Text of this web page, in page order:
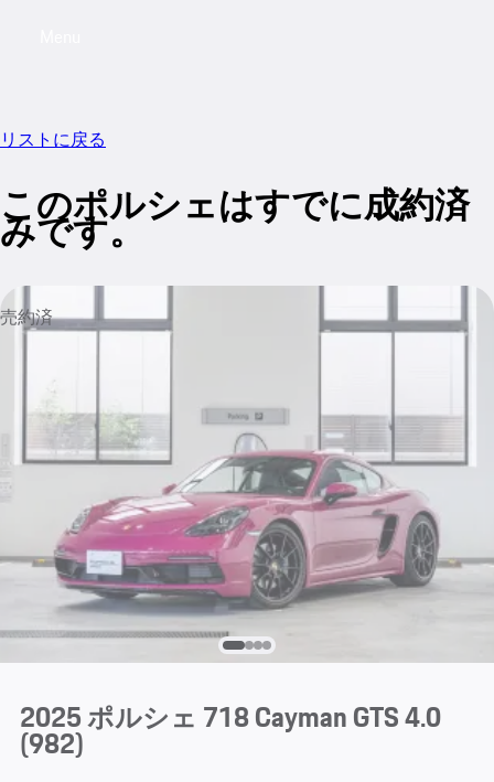
リストに戻る
このポルシェはすでに成約済
みです。
売約済
2025 ポルシェ 718 Cayman GTS 4.0
(982)